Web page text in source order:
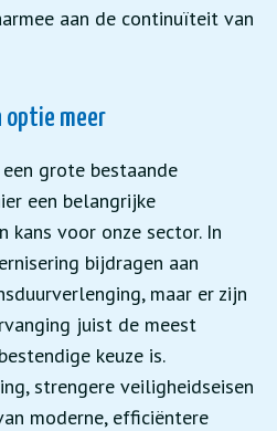
aan de continuïteit van
optie meer
grote bestaande
een belangrijke
voor onze sector. In
bijdragen aan
maar er zijn
juist de meest
keuze is.
strengere veiligheidseisen
moderne, efficiëntere